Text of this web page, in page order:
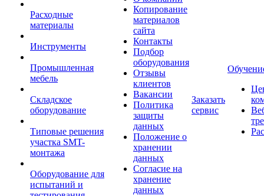
Расходные
материалы
Инструменты
Промышленная
мебель
Складское
оборудование
Типовые решения
участка SMT-
монтажа
Оборудование для
испытаний и
Копирование
материалов
сайта
Контакты
Подбор
оборудования
Отзывы
клиентов
Вакансии
Политика
защиты
данных
Положение о
хранении
данных
Согласие на
хранение
данных
Заказать
сервис